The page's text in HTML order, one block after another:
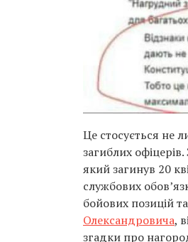
Це стосується не
загиблих
який загинув 20
службових
бойових позицій
Олександровича,
згадки про